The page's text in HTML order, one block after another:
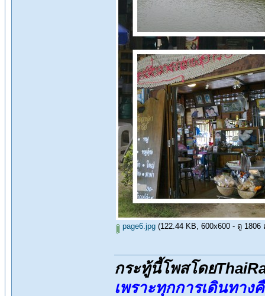
page6.jpg (122.44 KB, 600x600 - ดู 1806
กระทู้นี้โพสโดย
เพราะทุกการเดินทาง